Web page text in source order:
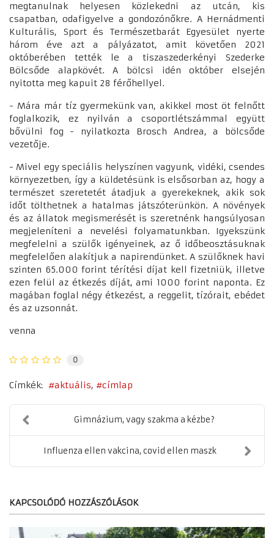
megtanulnak helyesen közlekedni az utcán, kis
csapatban, odafigyelve a gondozónőkre. A Hernádmenti
Kulturális, Sport és Természetbarát Egyesület nyerte
három éve azt a pályázatot, amit követően 2021
októberében tették le a tiszaszederkényi Szederke
Bölcsőde alapkövét. A bölcsi idén október elsején
nyitotta meg kapuit 28 férőhellyel.
- Mára már tíz gyermekünk van, akikkel most öt felnőtt
foglalkozik, ez nyilván a csoportlétszámmal együtt
bővülni fog - nyilatkozta Brosch Andrea, a bölcsőde
vezetője.
- Mivel egy speciális helyszínen vagyunk, vidéki, csendes
környezetben, így a küldetésünk is elsősorban az, hogy a
természet szeretetét átadjuk a gyerekeknek, akik sok
időt tölthetnek a hatalmas játszóterünkön. A növények
és az állatok megismerését is szeretnénk hangsúlyosan
megjeleníteni a nevelési folyamatunkban. Igyekszünk
megfelelni a szülők igényeinek, az ő időbeosztásuknak
megfelelően alakítjuk a napirendünket. A szülőknek havi
szinten 65.000 forint térítési díjat kell fizetniük, illetve
ezen felül az étkezés díját, ami 1000 forint naponta. Ez
magában foglal négy étkezést, a reggelit, tízórait, ebédet
és az uzsonnát.
venna
0
Címkék: aktuális címlap
Gimnázium, vagy szakma a kézbe?
Influenza ellen vakcina, covid ellen maszk
KAPCSOLÓDÓ HOZZÁSZÓLÁSOK